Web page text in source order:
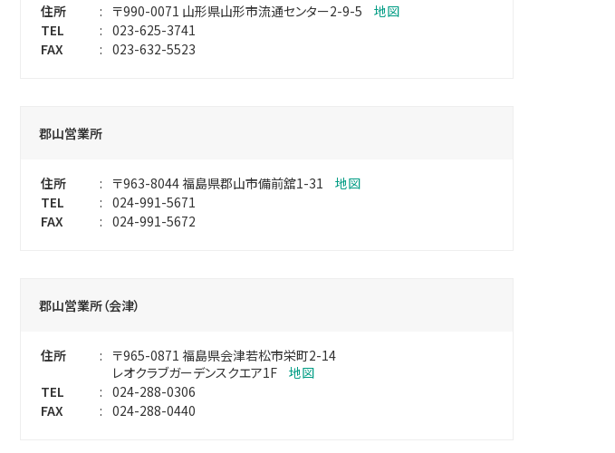
住所 : 〒990-0071 山形県山形市流通センター2-9-5
地図
TEL
: 023-625-3741
FAX
: 023-632-5523
郡山営業所
住所 : 〒963-8044福島県郡山市備前舘1-31
地図
TEL
: 024-991-5671
FAX
: 024-991-5672
郡山営業所（会津）
住所 : 〒965-0871 福島県会津若松市栄町2-14
レオクラブガーデンスクエア1F
地図
TEL
: 024-288-0306
FAX
: 024-288-0440